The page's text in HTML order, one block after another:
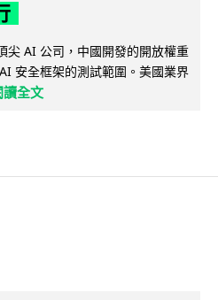
尖 AI 公司，中國開發的開放權重
安全框架的測試範圍。美國業界
讀全文